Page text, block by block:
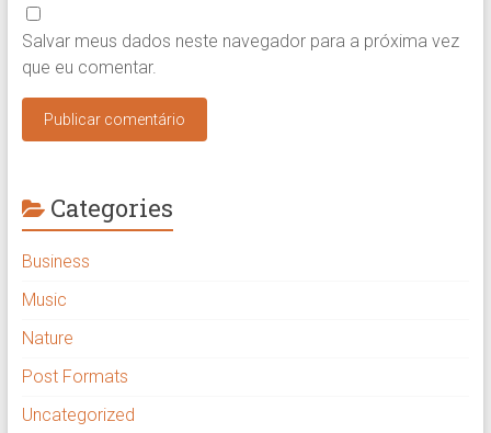
Salvar meus dados neste navegador para a próxima vez
que eu comentar.
Categories
Business
Music
Nature
Post Formats
Uncategorized